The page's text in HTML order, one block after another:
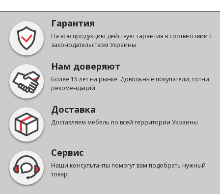
Гарантия
На всю продукцию действует гарантия в соответствии с
законодательством Украины
Нам доверяют
Более 15 лет на рынке. Довольные покупатели, сотни
рекомендаций
Доставка
Доставляем мебель по всей территории Украины
Сервис
Наши консультанты помогут вам подобрать нужный
товар